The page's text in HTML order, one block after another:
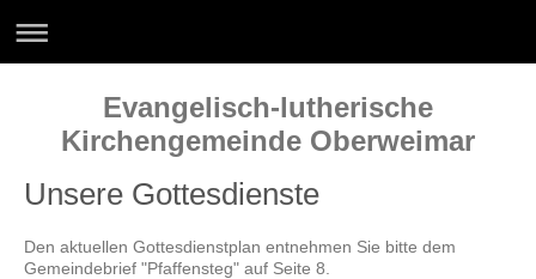
Evangelisch-lutherische
Kirchengemeinde Oberweimar
Unsere Gottesdienste
Den aktuellen Gottesdienstplan entnehmen Sie bitte dem
Gemeindebrief "Pfaffensteg" auf Seite 8.